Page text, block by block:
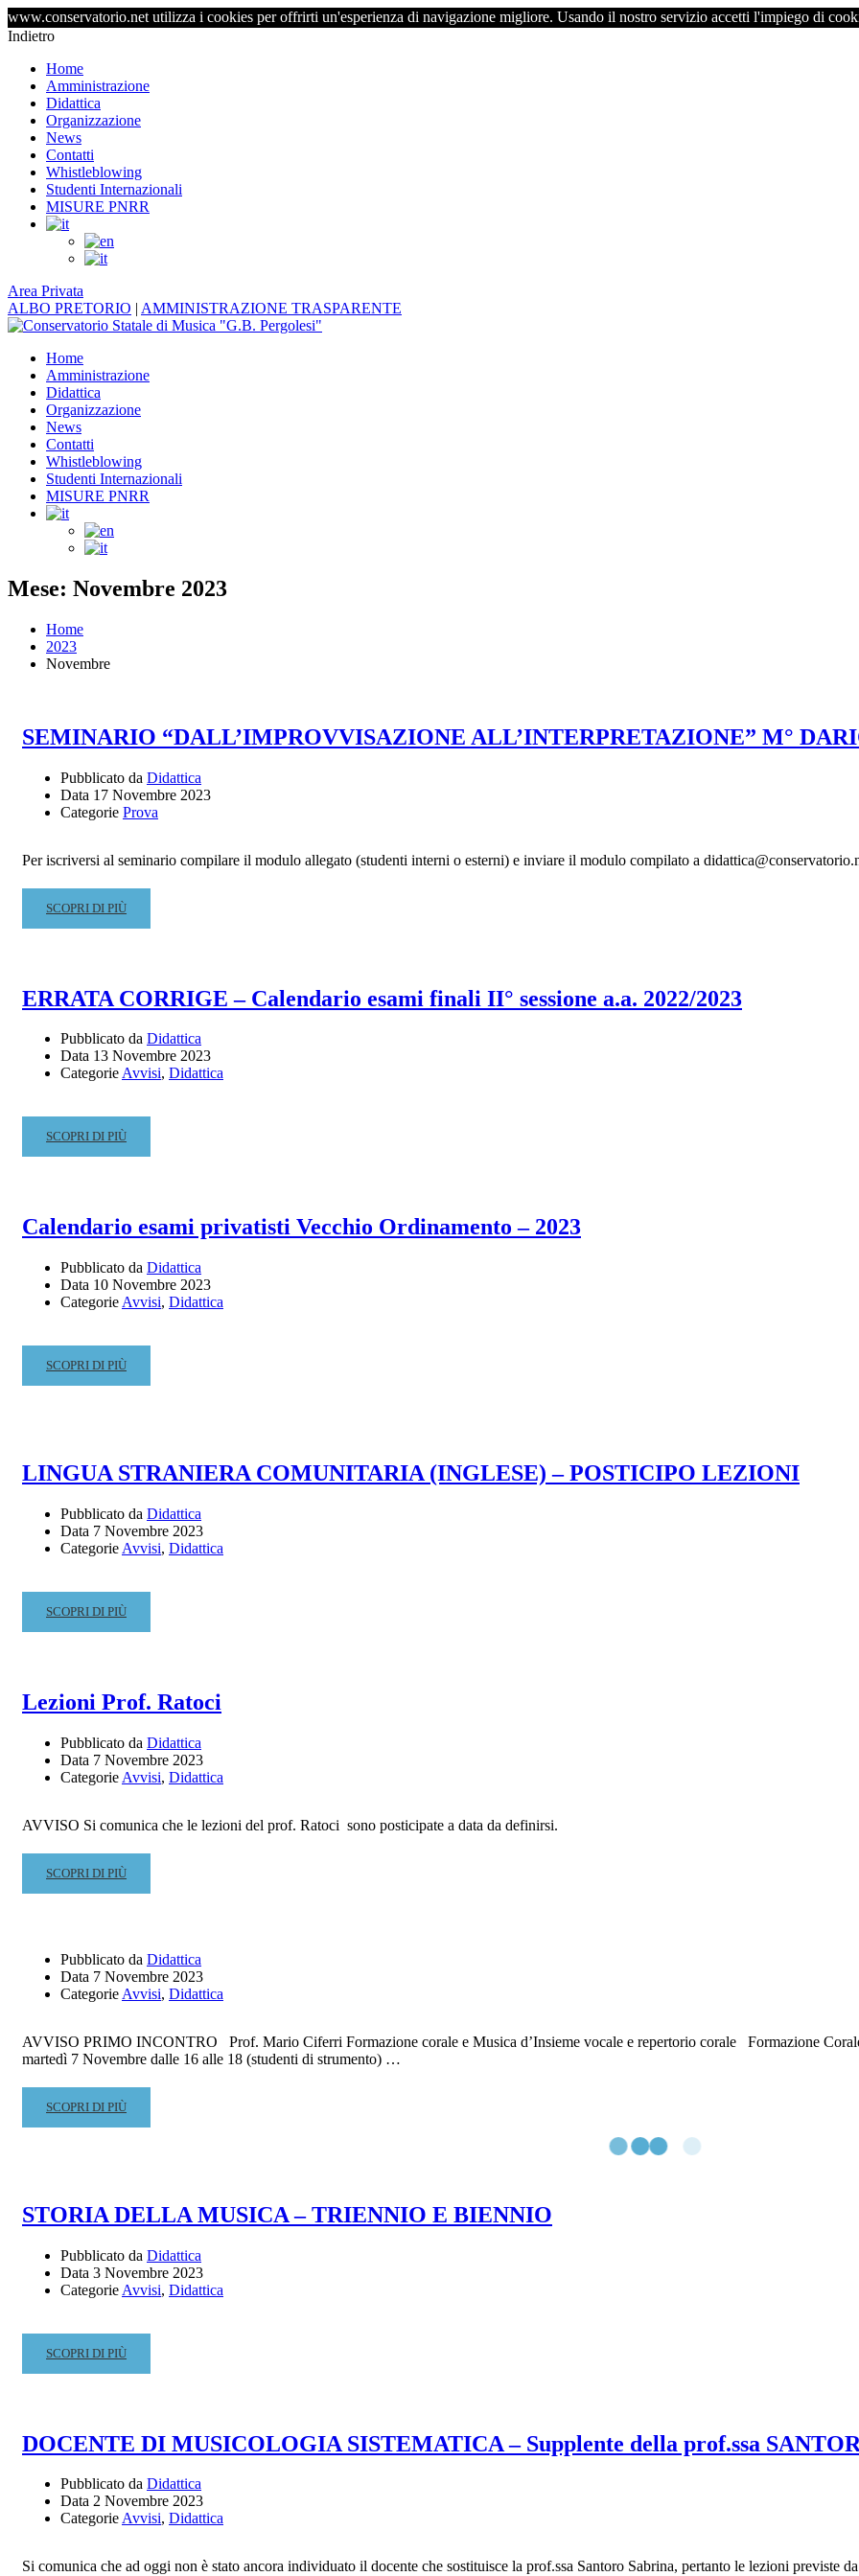
www.conservatorio.net utilizza i cookies per offrirti un'esperienza di navigazione migliore. Usando il nostro servizio accetti l'impiego di
Indietro
Home
Amministrazione
Didattica
Organizzazione
News
Contatti
Whistleblowing
Studenti Internazionali
MISURE PNRR
Area Privata
ALBO PRETORIO | AMMINISTRAZIONE TRASPARENTE
Home
Amministrazione
Didattica
Organizzazione
News
Contatti
Whistleblowing
Studenti Internazionali
MISURE PNRR
Mese: Novembre 2023
Home
2023
Novembre
SEMINARIO “DALL’IMPROVVISAZIONE ALL’INTERPRETAZIONE” M°
Pubblicato da Didattica
Data 17 Novembre 2023
Categorie Prova
Per iscriversi al seminario compilare il modulo allegato (studenti interni o esterni) e inviare il modulo compilato a
READ
MORE
ALL’INTERPRETAZIONE”
DARIO
CALDERONE
SCOPRI DI PIÙ
ERRATA CORRIGE – Calendario esami finali II° sessione a.a. 2022/2023
Pubblicato da Didattica
Data 13 Novembre 2023
CategorieAvvisi, Didattica
READ
MORE
–
ESAMI
FINALI
II°
A.A.
2022/2023
SCOPRI DI PIÙ
Calendario esami privatisti Vecchio Ordinamento – 2023
Pubblicato da Didattica
Data 10 Novembre 2023
Categorie Avvisi, Didattica
READ
MORE
VECCHIO
–
2023
SCOPRI DI PIÙ
LINGUA STRANIERA COMUNITARIA (INGLESE) – POSTICIPO LEZIONI
Pubblicato da Didattica
Data 7 Novembre 2023
Categorie Avvisi, Didattica
READ
MORE
COMUNITARIA
–
POSTICIPO
LEZIONI
SCOPRI DI PIÙ
Lezioni Prof. Ratoci
Pubblicato da Didattica
Data 7 Novembre 2023
Categorie Avvisi, Didattica
AVVISO Si comunica che le lezioni del prof. Ratoci sono posticipate a data da definirsi.
READ
MORE
RATOCI
SCOPRI DI PIÙ
Pubblicato da Didattica
Data 7 Novembre 2023
Categorie Avvisi, Didattica
AVVISO PRIMO INCONTRO Prof. Mario Ciferri Formazione corale e Musica d’Insieme vocale e repertorio corale Formazione
martedì 7 Novembre dalle 16 alle 18 (studenti di strumento) …
READ
MORE
SCOPRI DI PIÙ
STORIA DELLA MUSICA – TRIENNIO E BIENNIO
Pubblicato da Didattica
Data 3 Novembre 2023
Categorie Avvisi, Didattica
READ
MORE
MUSICA
TRIENNIO
E
BIENNIO
SCOPRI DI PIÙ
DOCENTE DI MUSICOLOGIA SISTEMATICA – Supplente della prof.ssa
Pubblicato da Didattica
Data 2 Novembre 2023
CategorieAvvisi, Didattica
Si comunica che ad oggi non è stato ancora individuato il docente che sostituisce la prof.ssa Santoro Sabrina, pertanto le lezioni previste